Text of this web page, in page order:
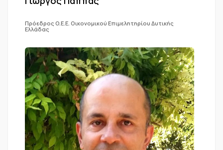
Πρόεδρος O.E.E. Οικονομικού Επιμελητηρίου Δυτικής
Ελλάδας